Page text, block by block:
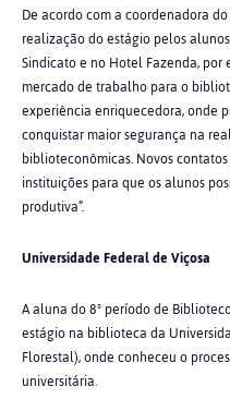
De acordo com a coordenadora
realização do estágio pelos
Sindicato e no Hotel Fazenda,
mercado de trabalho para o
experiência enriquecedora, onde
conquistar maior segurança na
biblioteconômicas. Novos
instituições para que os alunos
produtiva”.
Universidade Federal de Viçosa
A aluna do 8º período de
estágio na biblioteca da
Florestal), onde conheceu o
universitária.